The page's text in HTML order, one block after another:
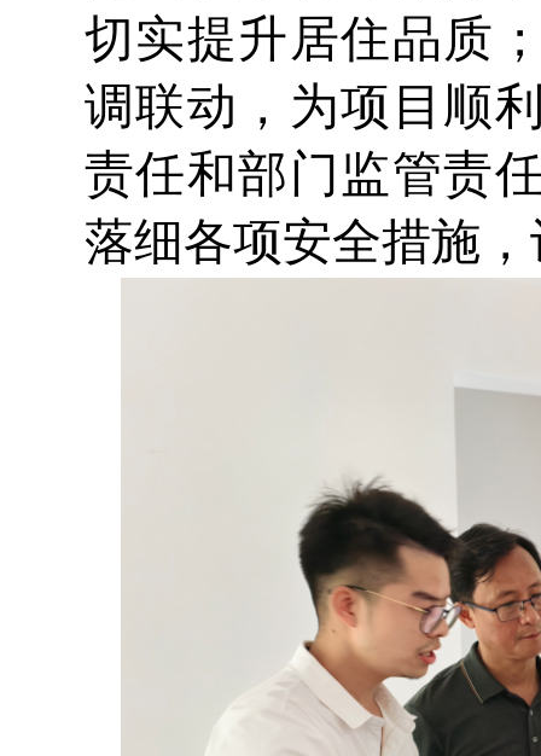
切实提升居住品质
调联动，为项目顺
责任和部门监管责
落细各项安全措施